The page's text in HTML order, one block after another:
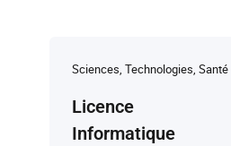
Sciences, Technologies, Santé
Licence
Informatique